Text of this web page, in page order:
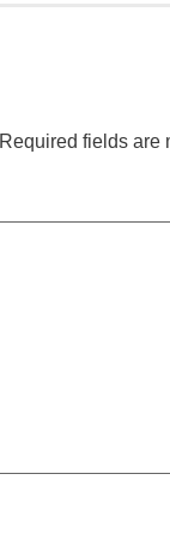
Required fields are